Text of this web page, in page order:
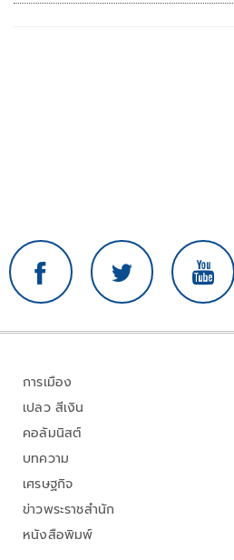
การเมือง
เปลว สีเงิน
คอลัมนิสต์
บทความ
เศรษฐกิจ
ข่าวพระราชสำนัก
หนังสือพิมพ์